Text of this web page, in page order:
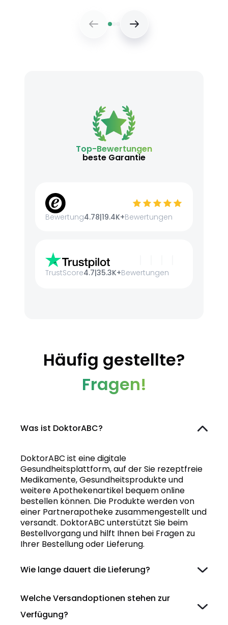
Top-Bewertungen
beste Garantie
Bewertung4.78|19.4K+Bewertungen
TrustScore4.7|35.3K+Bewertungen
Häufig gestellte?
Fragen!
Was ist DoktorABC?
DoktorABC ist eine digitale
Gesundheitsplattform, auf der Sie rezeptfreie
Medikamente, Gesundheitsprodukte und
weitere Apothekenartikel bequem online
bestellen können. Die Produkte werden von
einer Partnerapotheke zusammengestellt und
versandt. DoktorABC unterstützt Sie beim
Bestellvorgang und hilft Ihnen bei Fragen zu
Ihrer Bestellung oder Lieferung.
Wie lange dauert die Lieferung?
Welche Versandoptionen stehen zur
Verfügung?